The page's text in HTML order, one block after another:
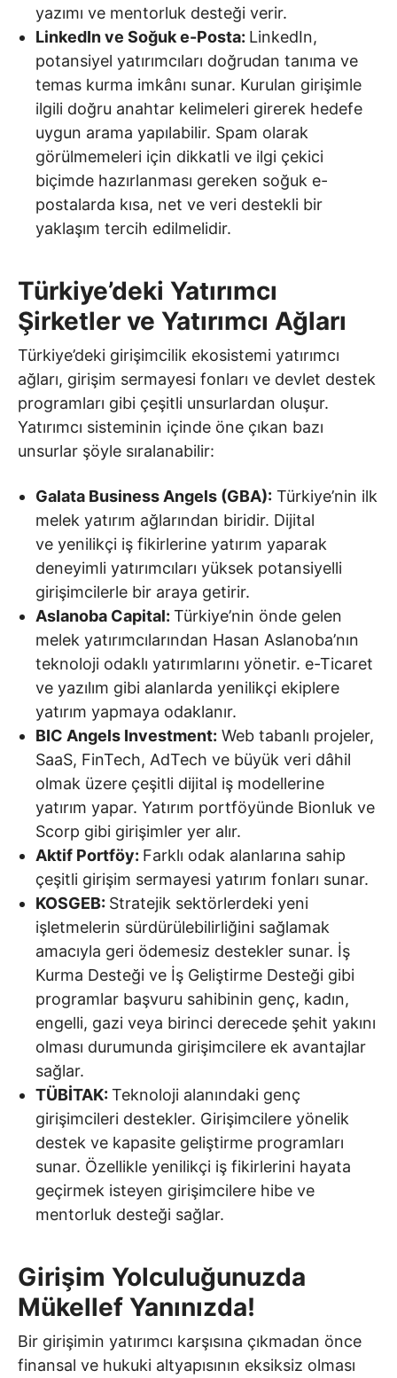
yazımı ve mentorluk desteği verir.
LinkedIn ve Soğuk e-Posta: LinkedIn,
potansiyel yatırımcıları doğrudan tanıma ve
temas kurma imkânı sunar. Kurulan girişimle
ilgili doğru anahtar kelimeleri girerek hedefe
uygun arama yapılabilir. Spam olarak
görülmemeleri için dikkatli ve ilgi çekici
biçimde hazırlanması gereken soğuk e-
postalarda kısa, net ve veri destekli bir
yaklaşım tercih edilmelidir.
Türkiye’deki Yatırımcı
Şirketler ve Yatırımcı Ağları
Türkiye’deki girişimcilik ekosistemi yatırımcı
ağları, girişim sermayesi fonları ve devlet destek
programları gibi çeşitli unsurlardan oluşur.
Yatırımcı sisteminin içinde öne çıkan bazı
unsurlar şöyle sıralanabilir:
Galata Business Angels (GBA): Türkiye’nin ilk
melek yatırım ağlarından biridir. Dijital
ve yenilikçi iş fikirlerine yatırım yaparak
deneyimli yatırımcıları yüksek potansiyelli
girişimcilerle bir araya getirir.
Aslanoba Capital: Türkiye’nin önde gelen
melek yatırımcılarından Hasan Aslanoba’nın
teknoloji odaklı yatırımlarını yönetir. e-Ticaret
ve yazılım gibi alanlarda yenilikçi ekiplere
yatırım yapmaya odaklanır.
BIC Angels Investment: Web tabanlı projeler,
SaaS, FinTech, AdTech ve büyük veri dâhil
olmak üzere çeşitli dijital iş modellerine
yatırım yapar. Yatırım portföyünde Bionluk ve
Scorp gibi girişimler yer alır.
Aktif Portföy: Farklı odak alanlarına sahip
çeşitli girişim sermayesi yatırım fonları sunar.
KOSGEB: Stratejik sektörlerdeki yeni
işletmelerin sürdürülebilirliğini sağlamak
amacıyla geri ödemesiz destekler sunar. İş
Kurma Desteği ve İş Geliştirme Desteği gibi
programlar başvuru sahibinin genç, kadın,
engelli, gazi veya birinci derecede şehit yakını
olması durumunda girişimcilere ek avantajlar
sağlar.
TÜBİTAK: Teknoloji alanındaki genç
girişimcileri destekler. Girişimcilere yönelik
destek ve kapasite geliştirme programları
sunar. Özellikle yenilikçi iş fikirlerini hayata
geçirmek isteyen girişimcilere hibe ve
mentorluk desteği sağlar.
Girişim Yolculuğunuzda
Mükellef Yanınızda!
Bir girişimin yatırımcı karşısına çıkmadan önce
finansal ve hukuki altyapısının eksiksiz olması